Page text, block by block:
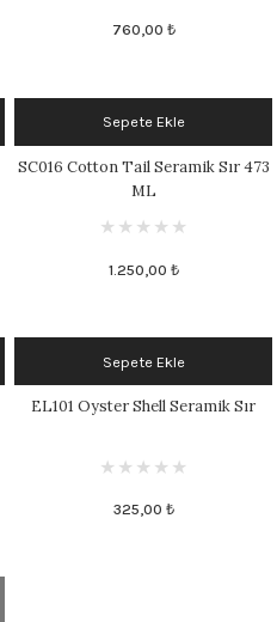
760,00 ₺
Sepete Ekle
SC016 Cotton Tail Seramik Sır 473
ML
1.250,00 ₺
Sepete Ekle
EL101 Oyster Shell Seramik Sır
325,00 ₺